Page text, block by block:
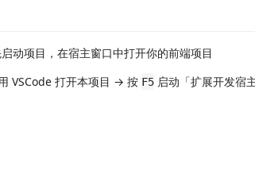
动项目，在宿主窗口中打开你的前端项目
VSCode 打开本项目 → 按 F5 启动「扩展开发宿主